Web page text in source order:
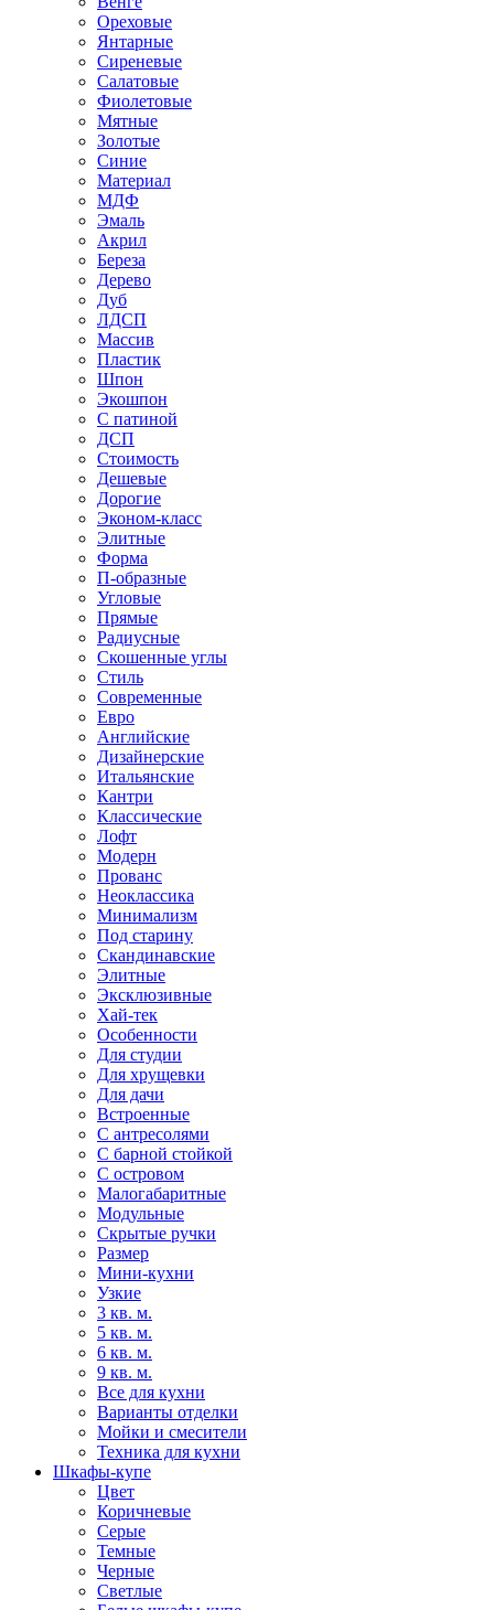
Ореховые
Янтарные
Сиреневые
Салатовые
Фиолетовые
Мятные
Золотые
Синие
Материал
МДФ
Эмаль
Акрил
Береза
Дерево
Дуб
ЛДСП
Массив
Пластик
Шпон
Экошпон
С патиной
ДСП
Стоимость
Дешевые
Дорогие
Эконом-класс
Элитные
Форма
П-образные
Угловые
Прямые
Радиусные
Скошенные углы
Стиль
Современные
Евро
Английские
Дизайнерские
Итальянские
Кантри
Классические
Лофт
Модерн
Прованс
Неоклассика
Минимализм
Под старину
Скандинавские
Элитные
Эксклюзивные
Хай-тек
Особенности
Для студии
Для хрущевки
Для дачи
Встроенные
С антресолями
С барной стойкой
С островом
Малогабаритные
Модульные
Скрытые ручки
Размер
Мини-кухни
Узкие
3 кв. м.
5 кв. м.
6 кв. м.
9 кв. м.
Все для кухни
Варианты отделки
Мойки и смесители
Техника для кухни
Шкафы-купе
Цвет
Коричневые
Серые
Темные
Черные
Светлые